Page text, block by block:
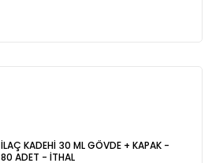
İLAÇ KADEHİ 30 ML GÖVDE + KAPAK -
80 ADET - İTHAL